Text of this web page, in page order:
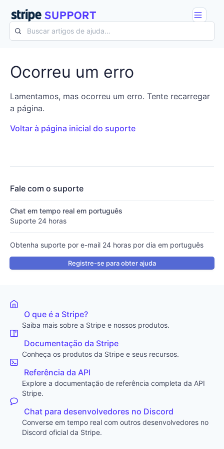
Ocorreu um​ erro​​
Lamentamos, mas ocorreu um erro. Tente recarregar
a página.
Voltar à página inicial do suporte
Fale com o suporte
Chat em tempo real em português
Suporte 24 horas
Obtenha suporte por e-mail 24 horas por dia em português
Registre-se para obter ajuda
O que é a Stripe?
Saiba mais sobre a Stripe e nossos produtos.
Documentação da Stripe
Conheça os produtos da Stripe e seus recursos.
Referência da API
Explore a documentação de referência completa da API
Stripe.
Chat para desenvolvedores no Discord
Converse em tempo real com outros desenvolvedores no
Discord oficial da Stripe.